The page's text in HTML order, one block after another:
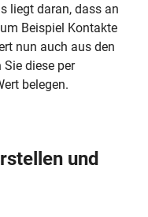
liegt daran, dass an
Beispiel Kontakte
nun auch aus den
diese per
belegen.
und